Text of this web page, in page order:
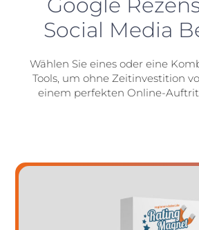
Social Media
Wählen Sie eines oder eine
Tools, um ohne Zeitinvestition
einem perfekten Online-